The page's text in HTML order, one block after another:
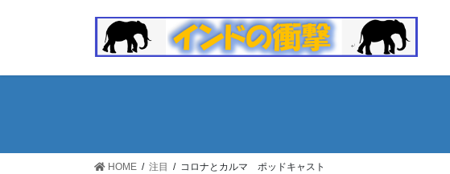
HOME 注目 コロナとカルマ ポッドキャスト